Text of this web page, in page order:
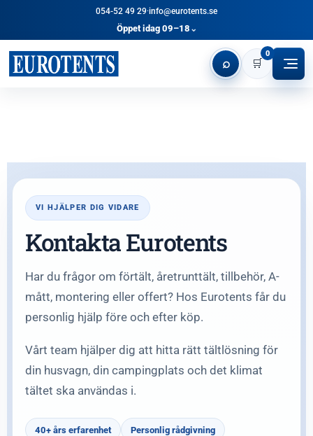
054-52 49 29·info@eurotents.se
Öppet idag 09–18 ⌄
⌕ 🛒
0
VI HJÄLPER DIG VIDARE
Kontakta Eurotents
Har du frågor om förtält, åretrunttält, tillbehör, A-
mått, montering eller offert? Hos Eurotents får du
personlig hjälp före och efter köp.
Vårt team hjälper dig att hitta rätt tältlösning för
din husvagn, din campingplats och det klimat
tältet ska användas i.
40+ års erfarenhet Personlig rådgivning